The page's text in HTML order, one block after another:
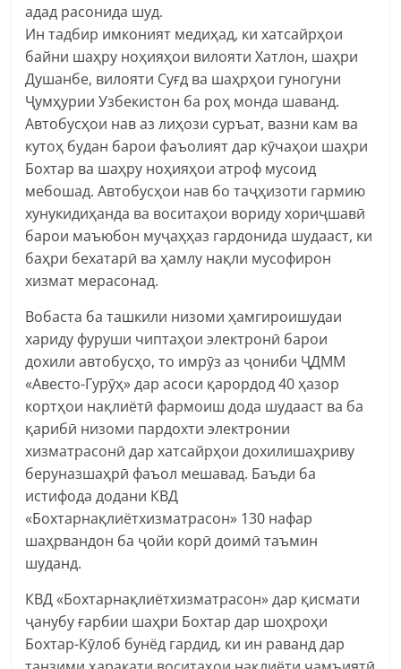
адад расонида шуд.
Ин тадбир имконият медиҳад, ки хатсайрҳои
байни шаҳру ноҳияҳои вилояти Хатлон, шаҳри
Душанбе, вилояти Суғд ва шаҳрҳои гуногуни
Ҷумҳурии Узбекистон ба роҳ монда шаванд.
Автобусҳои нав аз лиҳози суръат, вазни кам ва
кутоҳ будан барои фаъолият дар кӯчаҳои шаҳри
Бохтар ва шаҳру ноҳияҳои атроф мусоид
мебошад. Автобусҳои нав бо таҷҳизоти гармию
хунукидиҳанда ва воситаҳои вориду хориҷшавӣ
барои маъюбон муҷаҳҳаз гардонида шудааст, ки
баҳри бехатарӣ ва ҳамлу нақли мусофирон
хизмат мерасонад.
Вобаста ба ташкили низоми ҳамгироишудаи
хариду фуруши чиптаҳои электронӣ барои
дохили автобусҳо, то имрӯз аз ҷониби ҶДММ
«Авесто-Гурӯҳ» дар асоси қарордод 40 ҳазор
кортҳои нақлиётӣ фармоиш дода шудааст ва ба
қарибӣ низоми пардохти электронии
хизматрасонӣ дар хатсайрҳои дохилишаҳриву
беруназшаҳрӣ фаъол мешавад. Баъди ба
истифода додани КВД
«Бохтарнақлиётхизматрасон» 130 нафар
шаҳрвандон ба ҷойи корӣ доимӣ таъмин
шуданд.
КВД «Бохтарнақлиётхизматрасон» дар қисмати
ҷанубу ғарбии шаҳри Бохтар дар шоҳроҳи
Бохтар-Кӯлоб бунёд гардид, ки ин раванд дар